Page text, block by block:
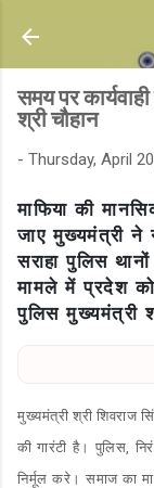
समय पर
श्री चौहान
- Thursday, April
माफिया की
जाएमुख्यमंत्री ने
सराहापुलिस
मामले में प्रदेश
पुलिसमुख्यमंत्री
मुख्यमंत्री श्री शिवराज
की गारंटी है। पुलिस,
निर्मूल करे। समाज का